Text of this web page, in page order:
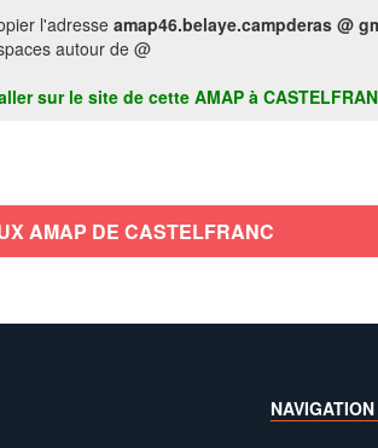
l'adresseamap46.belaye.campderas @
autour de @
sur le site de cette AMAP à
AMAP DE CASTELFRANC
NAVIGATION